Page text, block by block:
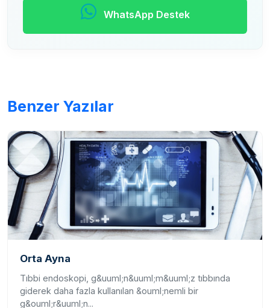
WhatsApp Destek
Benzer Yazılar
Orta Ayna
Tıbbi endoskopi, g&uuml;n&uuml;m&uuml;z tıbbında
giderek daha fazla kullanılan &ouml;nemli bir
g&ouml;r&uuml;n...